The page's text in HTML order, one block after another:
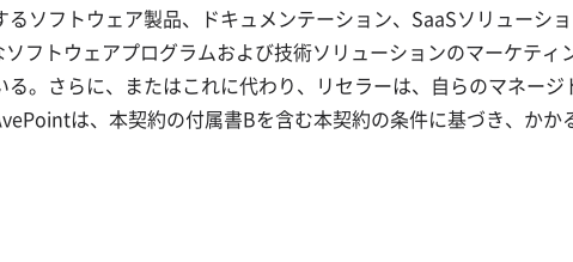
ソフトウェア製品、ドキュメンテーション、SaaSソリューシ
フトウェアプログラムおよび技術ソリューションのマーケテ
。さらに、またはこれに代わり、リセラーは、自らのマネー
は、本契約の付属書Bを含む本契約の条件に基づき、か